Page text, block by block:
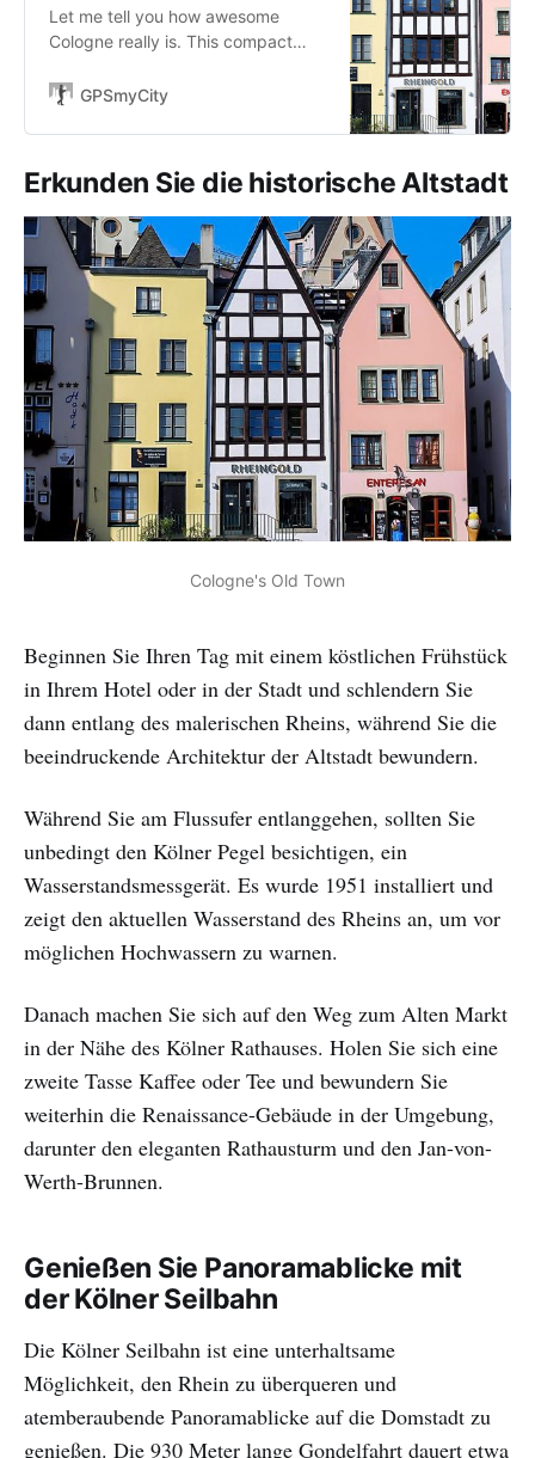
Let me tell you how awesome
Cologne really is. This compact
discover, makes it a perfect city
We explored Cologne on our way
GPSmyCity
Erkunden Sie die historische Altstadt
Cologne's Old Town
Beginnen Sie Ihren Tag mit einem köstlichen Frühstück
in Ihrem Hotel oder in der Stadt und schlendern Sie
dann entlang des malerischen Rheins, während Sie die
beeindruckende Architektur der Altstadt bewundern.
Während Sie am Flussufer entlanggehen, sollten Sie
unbedingt den Kölner Pegel besichtigen, ein
Wasserstandsmessgerät. Es wurde 1951 installiert und
zeigt den aktuellen Wasserstand des Rheins an, um vor
möglichen Hochwassern zu warnen.
Danach machen Sie sich auf den Weg zum Alten Markt
in der Nähe des Kölner Rathauses. Holen Sie sich eine
zweite Tasse Kaffee oder Tee und bewundern Sie
weiterhin die Renaissance-Gebäude in der Umgebung,
darunter den eleganten Rathausturm und den Jan-von-
Werth-Brunnen.
Genießen Sie Panoramablicke mit
der Kölner Seilbahn
Die Kölner Seilbahn ist eine unterhaltsame
Möglichkeit, den Rhein zu überqueren und
atemberaubende Panoramablicke auf die Domstadt zu
genießen. Die 930 Meter lange Gondelfahrt dauert etwa